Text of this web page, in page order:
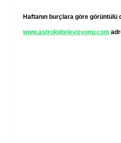
Haftanın burçlara göre
www.astrolojitelevizyonu.com